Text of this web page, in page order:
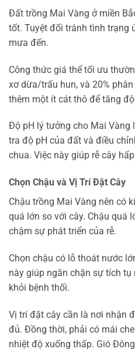
Đất trồng Mai Vàng ở miền
tốt. Tuyệt đối tránh tình trạng
mưa đến.
Công thức giá thể tối ưu
xơ dừa/trấu hun, và 20%
thêm một ít cát thô để tăng
Độ pH lý tưởng cho Mai Vàng
tra độ pH của đất và điều
chua. Việc này giúp rễ cây
Chọn Chậu và Vị Trí Đặt Cây
Chậu trồng Mai Vàng nên có
quá lớn so với cây. Chậu quá
chậm sự phát triển của rễ.
Chọn chậu có lỗ thoát nước
này giúp ngăn chặn sự tích tụ
khỏi bệnh thối.
Vị trí đặt cây cần là nơi nhận
đủ. Đồng thời, phải có mái
nhiệt độ xuống thấp. Gió